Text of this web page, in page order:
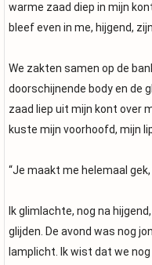
warme zaad diep in mijn
bleef even in me, hijgend,
We zakten samen op de
doorschijnende body en de
zaad liep uit mijn kont over
kuste mijn voorhoofd, mijn
“Je maakt me helemaal gek,
Ik glimlachte, nog na
glijden. De avond was nog
lamplicht. Ik wist dat we